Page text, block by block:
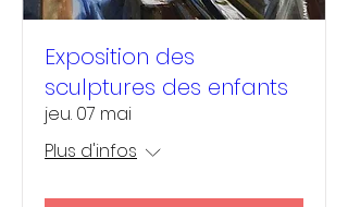
Exposition des
sculptures des enfants
jeu. 07 mai
Plus d'infos